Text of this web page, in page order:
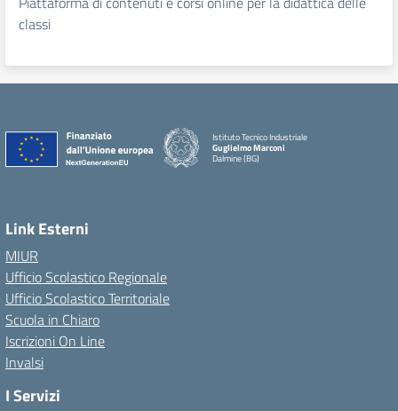
classi
Istituto Tecnico Industriale
Guglielmo Marconi
Dalmine (BG)
Link Esterni
MIUR
Ufficio Scolastico Regionale
Ufficio Scolastico Territoriale
Scuola in Chiaro
Iscrizioni On Line
Invalsi
I Servizi